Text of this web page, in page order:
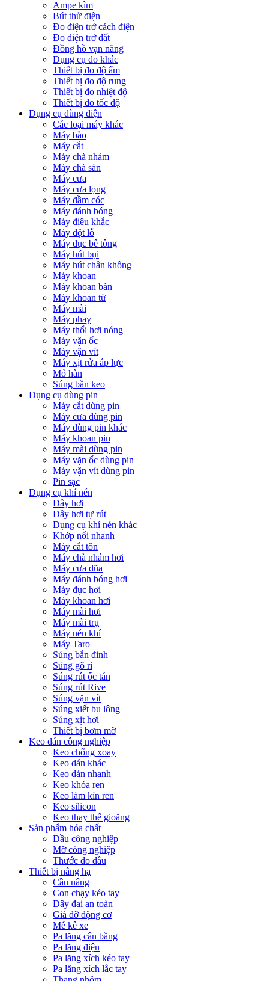
Ampe kìm
Bút thử điện
Đo điện trở cách điện
Đo điện trở đất
Đồng hồ vạn năng
Dụng cụ đo khác
Thiết bị đo độ ẩm
Thiết bị đo độ rung
Thiết bị đo nhiệt độ
Thiết bị đo tốc độ
Dụng cụ dùng điện
Các loại máy khác
Máy bào
Máy cắt
Máy chà nhám
Máy chà sàn
Máy cưa
Máy cưa lọng
Máy đầm cóc
Máy đánh bóng
Máy điêu khắc
Máy đột lỗ
Máy đục bê tông
Máy hút bụi
Máy hút chân không
Máy khoan
Máy khoan bàn
Máy khoan từ
Máy mài
Máy phay
Máy thổi hơi nóng
Máy vặn ốc
Máy vặn vít
Máy xịt rửa áp lực
Mỏ hàn
Súng bắn keo
Dụng cụ dùng pin
Máy cắt dùng pin
Máy cưa dùng pin
Máy dùng pin khác
Máy khoan pin
Máy mài dùng pin
Máy vặn ốc dùng pin
Máy vặn vít dùng pin
Pin sạc
Dụng cụ khí nén
Dây hơi
Dây hơi tự rút
Dụng cụ khí nén khác
Khớp nối nhanh
Máy cắt tôn
Máy chà nhám hơi
Máy cưa dũa
Máy đánh bóng hơi
Máy đục hơi
Máy khoan hơi
Máy mài hơi
Máy mài trụ
Máy nén khí
Máy Taro
Súng bắn đinh
Súng gõ rỉ
Súng rút ốc tán
Súng rút Rive
Súng vặn vít
Súng xiết bu lông
Súng xịt hơi
Thiết bị bơm mỡ
Keo dán công nghiệp
Keo chống xoay
Keo dán khác
Keo dán nhanh
Keo khóa ren
Keo làm kín ren
Keo silicon
Keo thay thế gioăng
Sản phẩm hóa chất
Dầu công nghiệp
Mỡ công nghiệp
Thước đo dầu
Thiết bị nâng hạ
Cầu nâng
Con chạy kéo tay
Dây đai an toàn
Giá đỡ động cơ
Mễ kê xe
Pa lăng cân bằng
Pa lăng điện
Pa lăng xích kéo tay
Pa lăng xích lắc tay